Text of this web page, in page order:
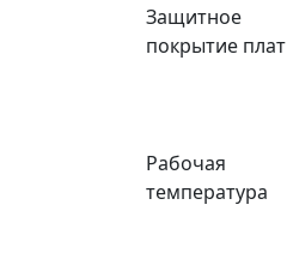
Защитное
покрытие плат
Рабочая
температура